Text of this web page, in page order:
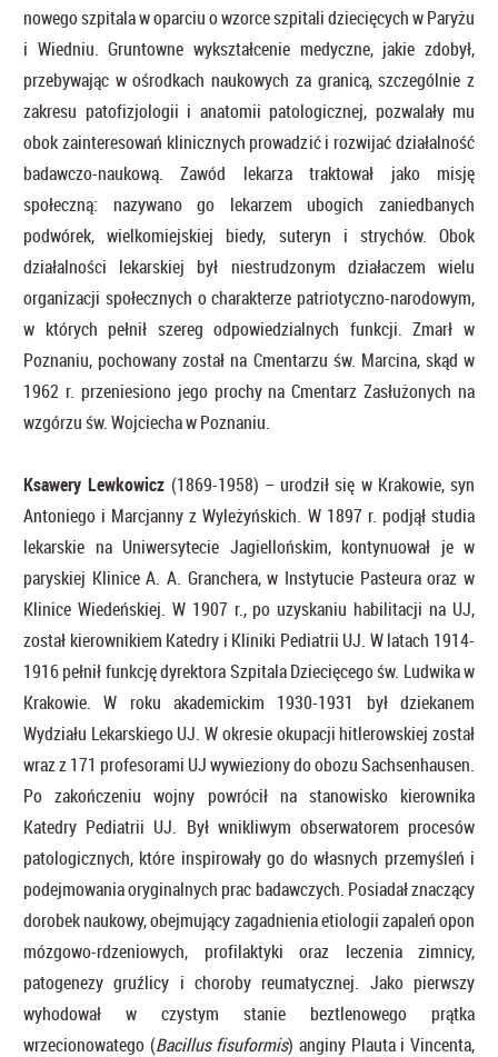
nowego szpitala w oparciu o wzorce szpitali dziecięcych w Paryżu
i Wiedniu. Gruntowne wykształcenie medyczne, jakie zdobył,
przebywając w ośrodkach naukowych za granicą, szczególnie z
zakresu patofizjologii i anatomii patologicznej, pozwalały mu
obok zainteresowań klinicznych prowadzić i rozwijać działalność
badawczo-naukową. Zawód lekarza traktował jako misję
społeczną: nazywano go lekarzem ubogich zaniedbanych
podwórek, wielkomiejskiej biedy, suteryn i strychów. Obok
działalności lekarskiej był niestrudzonym działaczem wielu
organizacji społecznych o charakterze patriotyczno-narodowym,
w których pełnił szereg odpowiedzialnych funkcji. Zmarł w
Poznaniu, pochowany został na Cmentarzu św. Marcina, skąd w
1962 r. przeniesiono jego prochy na Cmentarz Zasłużonych na
wzgórzu św. Wojciecha w Poznaniu.
Ksawery Lewkowicz (1869-1958) – urodził się w Krakowie, syn
Antoniego i Marcjanny z Wyleżyńskich. W 1897 r. podjął studia
lekarskie na Uniwersytecie Jagiellońskim, kontynuował je w
paryskiej Klinice A. A. Granchera, w Instytucie Pasteura oraz w
Klinice Wiedeńskiej. W 1907 r., po uzyskaniu habilitacji na UJ,
został kierownikiem Katedry i Kliniki Pediatrii UJ. W latach 1914-
1916 pełnił funkcję dyrektora Szpitala Dziecięcego św. Ludwika w
Krakowie. W roku akademickim 1930-1931 był dziekanem
Wydziału Lekarskiego UJ. W okresie okupacji hitlerowskiej został
wraz z 171 profesorami UJ wywieziony do obozu Sachsenhausen.
Po zakończeniu wojny powrócił na stanowisko kierownika
Katedry Pediatrii UJ. Był wnikliwym obserwatorem procesów
patologicznych, które inspirowały go do własnych przemyśleń i
podejmowania oryginalnych prac badawczych. Posiadał znaczący
dorobek naukowy, obejmujący zagadnienia etiologii zapaleń opon
mózgowo-rdzeniowych, profilaktyki oraz leczenia zimnicy,
patogenezy gruźlicy i choroby reumatycznej. Jako pierwszy
wyhodował w czystym stanie beztlenowego prątka
wrzecionowatego (Bacillus fisuformis) anginy Plauta i Vincenta,